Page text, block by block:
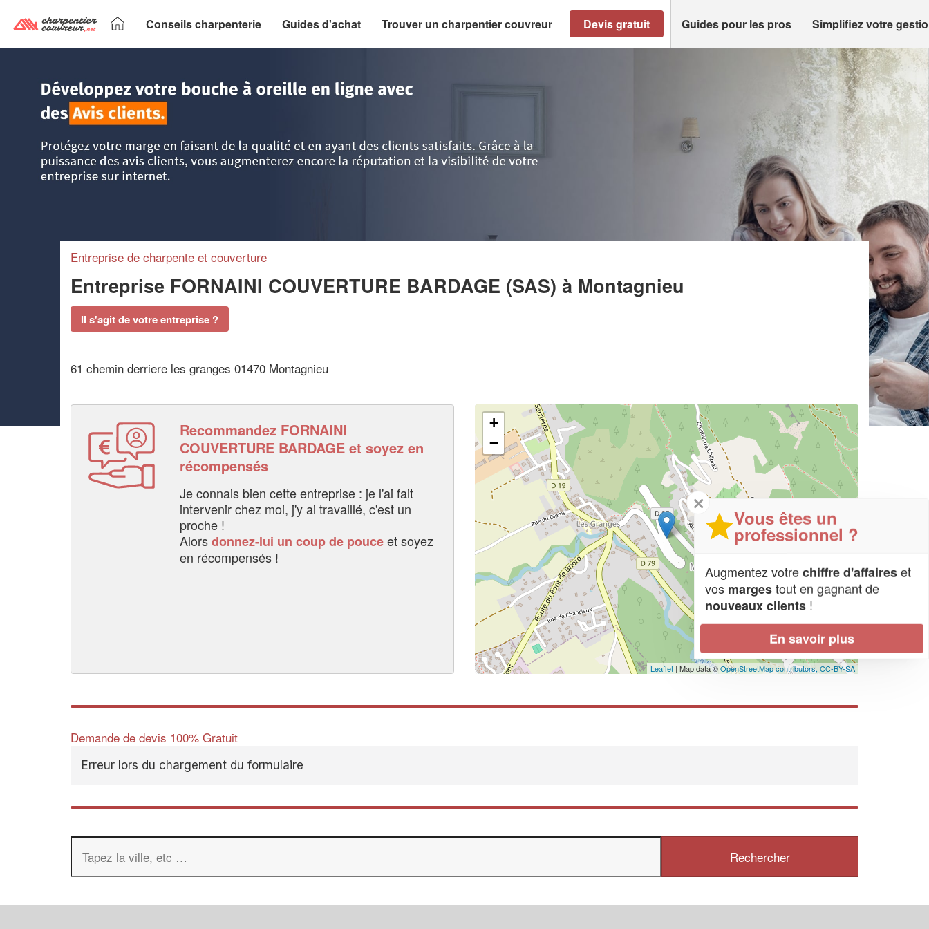
Conseils charpenterie Guides d'achat Trouver un charpentier couvreur Devis gratuit Guides pour les pros Simplifiez votre
Entreprise de charpente et couverture
Entreprise FORNAINI COUVERTURE BARDAGE (SAS) à Montagnieu
Il s'agit de votre entreprise ?
61 chemin derriere les granges 01470 Montagnieu
Recommandez FORNAINI
COUVERTURE BARDAGE et soyez en
récompensés
Je connais bien cette entreprise : je l'ai fait
intervenir chez moi, j'y ai travaillé, c'est un
proche !
Alorsdonnez-lui un coup de pouceet soyez
en récompensés !
+
−
Leaflet | Map data ©OpenStreetMap contributors, CC-BY-SA
Demande de devis 100% Gratuit
Erreur lors du chargement du formulaire
✕
Vous êtes un
professionnel ?
Augmentez votrechiffre d'affaireset
vos margestout en gagnant de
nouveaux clients !
En savoir plus